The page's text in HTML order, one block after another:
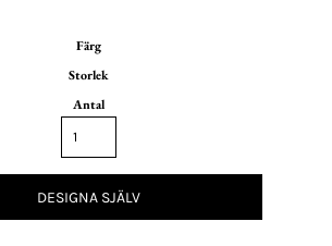
Färg
Storlek
Antal
DESIGNA SJÄLV